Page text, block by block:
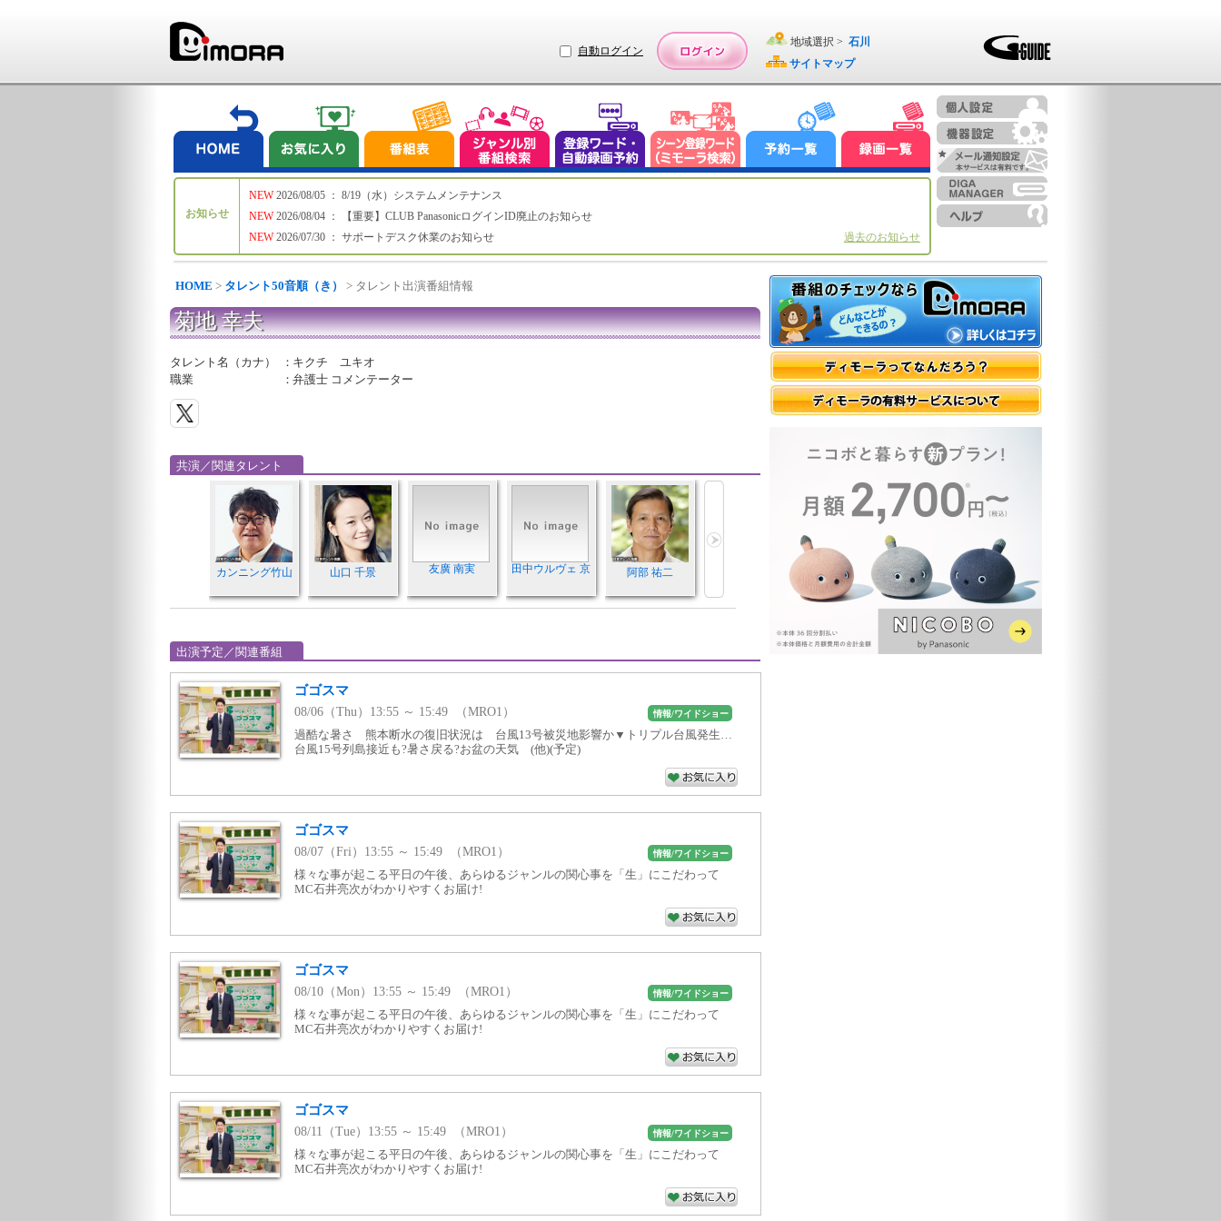
自動ログイン
地域選択 > 石川
サイトマップ
お知らせ
NEW
NEW
NEW
2026/08/05 ： 8/19（水）システムメンテナンス
2026/08/04 ： 【重要】CLUB PanasonicログインID廃止のお知らせ
2026/07/30 ： サポートデスク休業のお知らせ
過去のお知らせ
HOME > タレント50音順（き） > タレント出演番組情報
菊地 幸夫
タレント名（カナ） ： キクチ ユキオ
職業
：弁護士 コメンテーター
共演／関連タレント
カンニング竹山 山口 千景 友廣 南実 田中ウルヴェ 京 阿部 祐二
出演予定／関連番組
ゴゴスマ
08/06（Thu）13:55 ～ 15:49 （MRO1） 情報/ワイドショー
過酷な暑さ 熊本断水の復旧状況は 台風13号被災地影響か▼トリプル台風発生…
台風15号列島接近も?暑さ戻る?お盆の天気 (他)(予定)
ゴゴスマ
08/07（Fri）13:55 ～ 15:49 （MRO1） 情報/ワイドショー
様々な事が起こる平日の午後、あらゆるジャンルの関心事を「生」にこだわって
MC石井亮次がわかりやすくお届け!
ゴゴスマ
08/10（Mon）13:55 ～ 15:49 （MRO1） 情報/ワイドショー
様々な事が起こる平日の午後、あらゆるジャンルの関心事を「生」にこだわって
MC石井亮次がわかりやすくお届け!
ゴゴスマ
08/11（Tue）13:55 ～ 15:49 （MRO1） 情報/ワイドショー
様々な事が起こる平日の午後、あらゆるジャンルの関心事を「生」にこだわって
MC石井亮次がわかりやすくお届け!